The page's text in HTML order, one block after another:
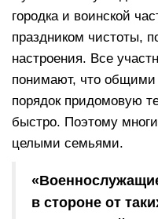
городка и воинской
праздником чистоты,
настроения. Все
понимают, что
порядок придомовую
быстро. Поэтому
целыми семьями.
в стороне от